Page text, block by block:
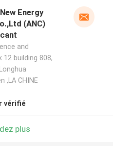
Energy
(ANC)
and
12 building 808,
,LA CHINE
vérifié
plus